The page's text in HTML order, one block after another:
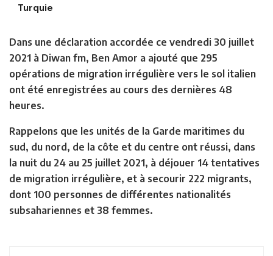
Turquie
Dans une déclaration accordée ce vendredi 30 juillet
2021 à Diwan fm, Ben Amor a ajouté que 295
opérations de migration irrégulière vers le sol italien
ont été enregistrées au cours des dernières 48
heures.
Rappelons que les unités de la Garde maritimes du
sud, du nord, de la côte et du centre ont réussi, dans
la nuit du 24 au 25 juillet 2021, à déjouer 14 tentatives
de migration irrégulière, et à secourir 222 migrants,
dont 100 personnes de différentes nationalités
subsahariennes et 38 femmes.